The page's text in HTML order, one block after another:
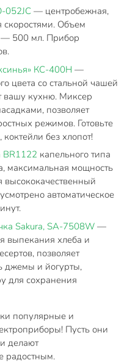
052JC — центробежная,
Объем
— 500 мл. Прибор
КС-400Н —
цвета со стальной чашей
вашу кухню. Миксер
позволяет
режимов. Готовьте
без хлопот!
BR1122 капельного типа
максимальная мощность
высококачественный
автоматическое
Sakura, SA-7508W—
выпекания хлеба и
позволяет
джемы и йогурты,
для сохранения
популярные и
Пусть они
делают
радостным.